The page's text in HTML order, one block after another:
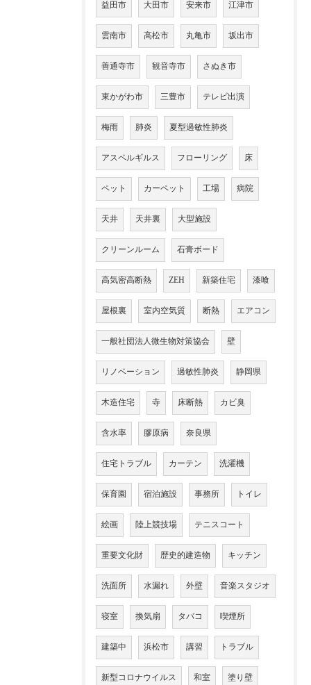
益田市 大田市 安来市 江津市
雲南市 高松市 丸亀市 坂出市
善通寺市 観音寺市 さぬき市
東かがわ市 三豊市 テレビ出演
梅雨 肺炎 夏型過敏性肺炎
アスペルギルス フローリング 床
ペット カーペット 工場 病院
天井 天井裏 大型施設
クリーンルーム 石膏ボード
高気密高断熱 ZEH 新築住宅 漆喰
屋根裏 室内空気質 断熱 エアコン
一般社団法人微生物対策協会 壁
リノベーション 過敏性肺炎 静岡県
木造住宅 寺 床断熱 カビ臭
含水率 膠原病 奈良県
住宅トラブル カーテン 洗濯機
保育園 宿泊施設 事務所 トイレ
絵画 陸上競技場 テニスコート
重要文化財 歴史的建造物 キッチン
洗面所 水漏れ 外壁 音楽スタジオ
寝室 換気扇 タバコ 喫煙所
建築中 浜松市 講習 トラブル
新型コロナウイルス 和室 塗り壁